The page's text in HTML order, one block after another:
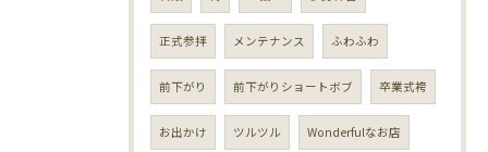
正式参拝 メンテナンス ふわふわ
前下がり 前下がりショートボブ 卒業式袴
お出かけ ツルツル Wonderfulなお店